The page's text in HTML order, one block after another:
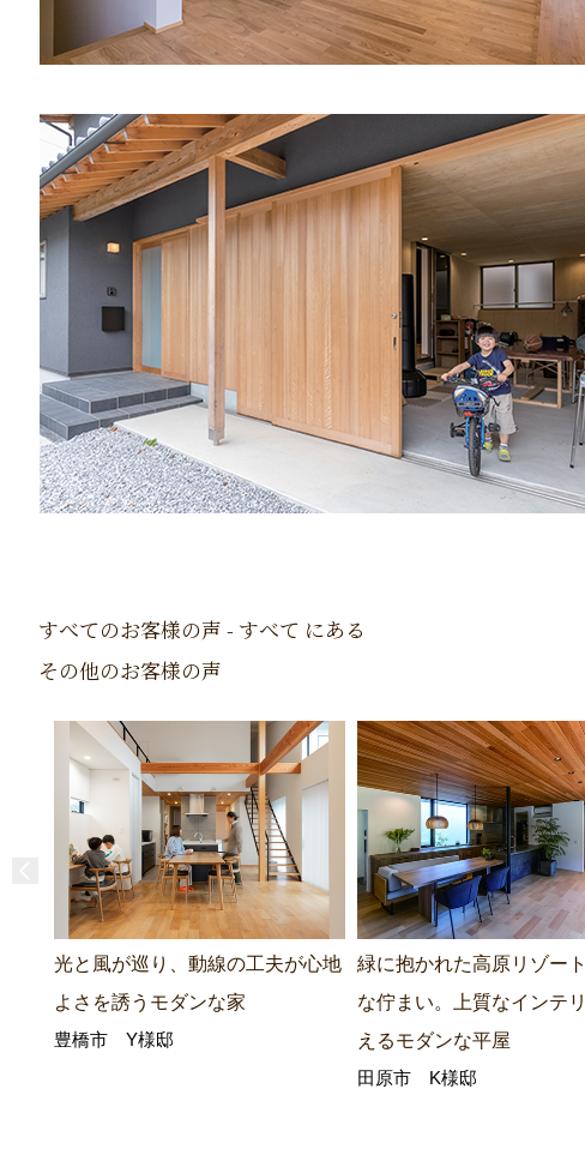
すべてのお客様の声 - すべて にある
その他のお客様の声
光と風が巡り、動線の工夫が心地
よさを誘うモダンな家
豊橋市 Y様邸
緑に抱かれた高原リゾー
な佇まい。上質なインテ
えるモダンな平屋
田原市 K様邸